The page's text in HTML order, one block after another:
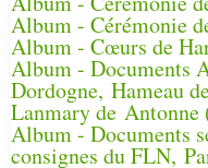
Album - Cérémonie
Album - Cœurs de
Album - Documents
Dordogne, Hameau
Lanmary de Antonne
Album - Documents
consignes du FLN,